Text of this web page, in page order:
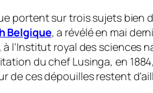
portent sur trois sujets bien
Belgique, a révélé en mai
l’Institut royal des sciences
du chef Lusinga, en
de ces dépouilles restent